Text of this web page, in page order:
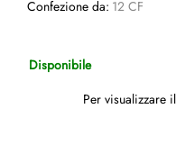
Confezione da: 12 CF
Disponibile
Per visualizzare